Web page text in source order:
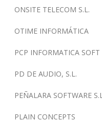
ONSITE TELECOM S.L.
OTIME INFORMÁTICA
PCP INFORMATICA
PD DE AUDIO, S.L.
PEÑALARA SOFTWARE
PLAIN CONCEPTS